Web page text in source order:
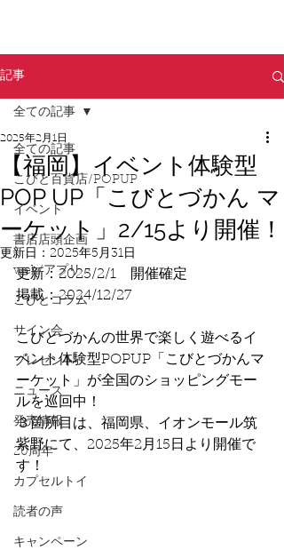
記事
全ての記事
こびと百貨店/POPUP
イベント
書店店頭企画
web/アプリ
こびとコラム
サイン会
プレゼント
ニュース
発売情報
20周年
カプセルトイ
読者の声
キャンペーン
全ての記事
【福岡】イベント体験型
POP UP「こびとづかん マ
ーケット」2/15より開催！
2025年2月1日
更新日： 2025年5月31日
更新：2025/2/1　開催確定
掲載：2024/12/27
こびとづかんの世界で楽しく遊べるイ
ベント体験型POPUP「こびとづかんマ
ーケット」が全国のショッピングモー
ルを巡回中！
３箇所目は、福岡県、イオンモール筑
紫野にて、2025年2月15日より開催で
す！